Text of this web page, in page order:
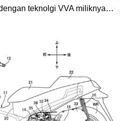
teknolgi VVA miliknya…